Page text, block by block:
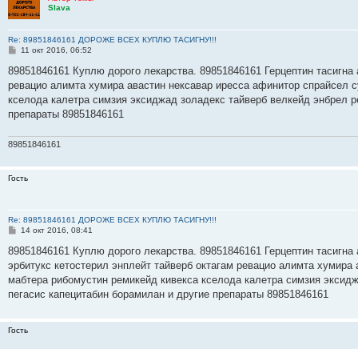
Slava
Re: 89851846161 ДОРОЖЕ ВСЕХ КУПЛЮ ТАСИГНУ!!!
С
о
щ
е
и
11 окт 2016, 06:52
89851846161 Куплю дорого лекарства. 89851846161 Герцептин
ревацио алимта хумира авастин нексавар иресса афинитор спрайсел
кселода калетра симзия эксиджад золадекс тайверб велкейд энбрел
препараты 89851846161
89851846161
Гость
Re: 89851846161 ДОРОЖЕ ВСЕХ КУПЛЮ ТАСИГНУ!!!
С
о
щ
е
и
14 окт 2016, 08:41
89851846161 Куплю дорого лекарства. 89851846161 Герцептин
эрбитукс кетостерил энплейт тайверб октагам ревацио алимта
мабтера рибомустин ремикейд кивекса кселода калетра симзия
пегасис капецитабин борамилан и другие препараты 89851846161
Гость